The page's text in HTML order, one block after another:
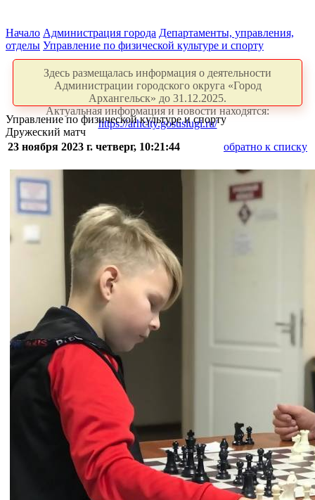
Начало Администрация города Департаменты, управления,
отделы Управление по физической культуре и спорту
Здесь размещалась информация о деятельности
Администрации городского округа «Город
Архангельск» до 31.12.2025.
Актуальная информация и новости находятся:
https://arhcity.gosuslugi.ru/
Управление по физической культуре и спорту
Дружеский матч
23 ноября 2023 г. четверг, 10:21:44
обратно к списку